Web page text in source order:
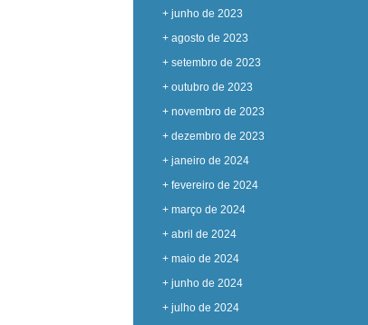
+ junho de 2023
+ agosto de 2023
+ setembro de 2023
+ outubro de 2023
+ novembro de 2023
+ dezembro de 2023
+ janeiro de 2024
+ fevereiro de 2024
+ março de 2024
+ abril de 2024
+ maio de 2024
+ junho de 2024
+ julho de 2024